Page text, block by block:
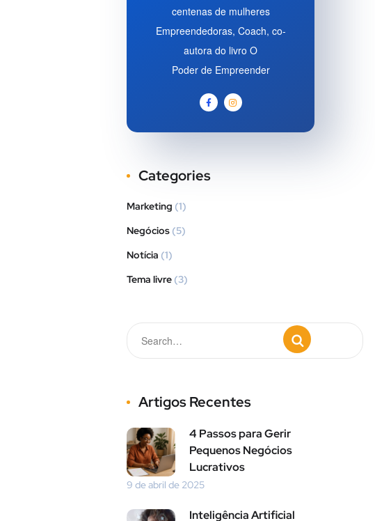
centenas de mulheres
Empreendedoras, Coach, co-
autora do livro O
Poder de Empreender
Categories
Marketing (1)
Negócios (5)
Notícia (1)
Tema livre (3)
Artigos Recentes
4 Passos para Gerir
Pequenos Negócios
Lucrativos
9 de abril de 2025
Inteligência Artificial